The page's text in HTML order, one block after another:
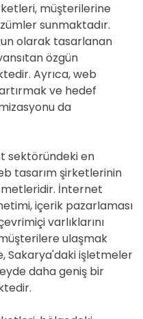
müşterilerine
sunmaktadır.
olarak tasarlanan
özgün
Ayrıca, web
ve hedef
da
sektöründeki en
tasarım şirketlerinin
İnternet
içerik pazarlaması
varlıklarını
ulaşmak
Sakarya'daki işletmeler
daha geniş bir